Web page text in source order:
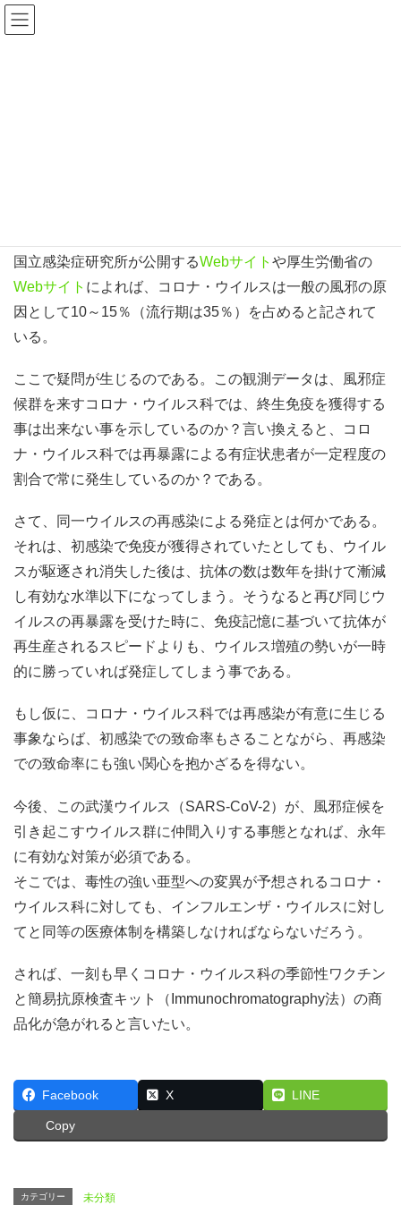
国立感染症研究所が公開するWebサイト や厚生労働省の
Webサイト によれば、コロナ・ウイルスは一般の風邪の原
因として10～15％（流行期は35％）を占めると記されて
いる。
ここで疑問が生じるのである。この観測データは、風邪症
候群を来すコロナ・ウイルス科では、終生免疫を獲得する
事は出来ない事を示しているのか？言い換えると、コロ
ナ・ウイルス科では再暴露による有症状患者が一定程度の
割合で常に発生しているのか？である。
さて、同一ウイルスの再感染による発症とは何かである。
それは、初感染で免疫が獲得されていたとしても、ウイル
スが駆逐され消失した後は、抗体の数は数年を掛けて漸減
し有効な水準以下になってしまう。そうなると再び同じウ
イルスの再暴露を受けた時に、免疫記憶に基づいて抗体が
再生産されるスピードよりも、ウイルス増殖の勢いが一時
的に勝っていれば発症してしまう事である。
もし仮に、コロナ・ウイルス科では再感染が有意に生じる
事象ならば、初感染での致命率もさることながら、再感染
での致命率にも強い関心を抱かざるを得ない。
今後、この武漢ウイルス（SARS-CoV-2）が、風邪症候を
引き起こすウイルス群に仲間入りする事態となれば、永年
に有効な対策が必須である。
そこでは、毒性の強い亜型への変異が予想されるコロナ・
ウイルス科に対しても、インフルエンザ・ウイルスに対し
てと同等の医療体制を構築しなければならないだろう。
されば、一刻も早くコロナ・ウイルス科の季節性ワクチン
と簡易抗原検査キット（Immunochromatography法）の商
品化が急がれると言いたい。
Facebook X LINE
Copy
カテゴリー 未分類